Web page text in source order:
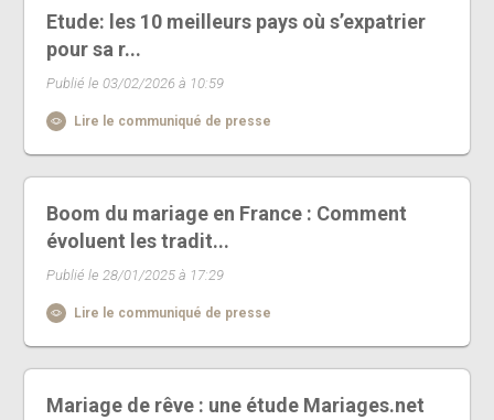
Etude: les 10 meilleurs pays où s’expatrier
pour sa r...
Publié le 03/02/2026 à 10:59
Lire le communiqué de presse
Boom du mariage en France : Comment
évoluent les tradit...
Publié le 28/01/2025 à 17:29
Lire le communiqué de presse
Mariage de rêve : une étude Mariages.net